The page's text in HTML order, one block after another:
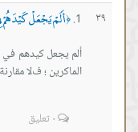
٣٩ ﴿أَلَمْ يَجْعَلْ كَيْدَهُمْ
ألم يجعل كيدهم
الماكرين ؛ فﻻ
٠تعليق